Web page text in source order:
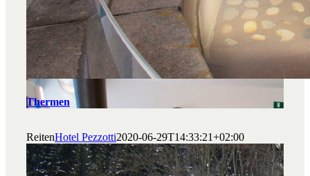
Thermen
ReitenHotel Pezzotti2020-06-29T14:33:21+02:00